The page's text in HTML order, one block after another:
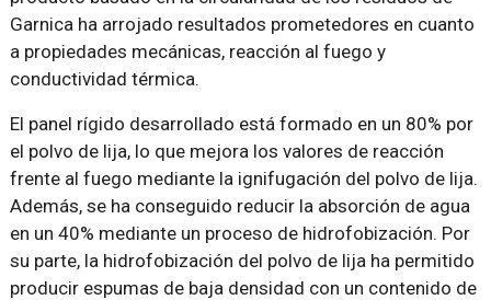
Garnica ha arrojado resultados prometedores en cuanto
a propiedades mecánicas, reacción al fuego y
conductividad térmica.
El panel rígido desarrollado está formado en un 80% por
el polvo de lija, lo que mejora los valores de reacción
frente al fuego mediante la ignifugación del polvo de lija.
Además, se ha conseguido reducir la absorción de agua
en un 40% mediante un proceso de hidrofobización. Por
su parte, la hidrofobización del polvo de lija ha permitido
producir espumas de baja densidad con un contenido de